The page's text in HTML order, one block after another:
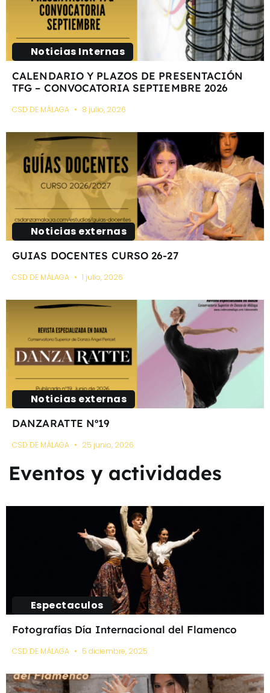
Noticias Internas
CALENDARIO Y PLAZOS DE PRESENTACIÓN
TFG – CONVOCATORIA SEPTIEMBRE 2026
CSD DE MÁLAGA 8 julio, 2026
Noticias externas
GUIAS DOCENTES CURSO 26-27
CSD DE MÁLAGA 1 julio, 2026
Noticias externas
DANZARATTE Nº19
CSD DE MÁLAGA 25 junio, 2026
Eventos y actividades
Espectaculos
Fotografías Día Internacional del Flamenco
CSD DE MÁLAGA 5 diciembre, 2025